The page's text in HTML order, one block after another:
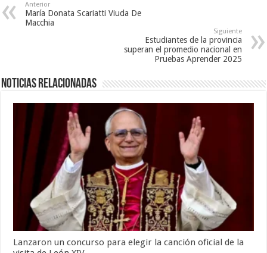
Anterior
María Donata Scariatti Viuda De
Macchia
Siguiente
Estudiantes de la provincia
superan el promedio nacional en
Pruebas Aprender 2025
Noticias relacionadas
Lanzaron un concurso para elegir la canción oficial de la